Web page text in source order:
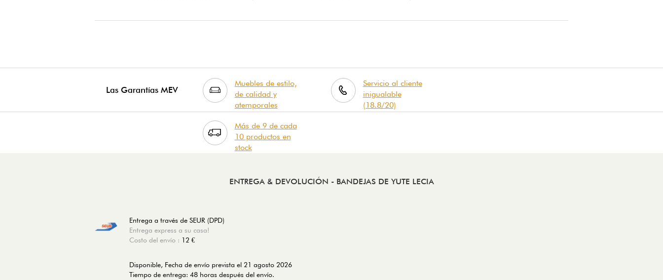
Las Garantías MEV
Muebles de estilo,
de calidad y
atemporales
Servicio al cliente
inigualable
(18.8/20)
Más de 9 de cada
10 productos en
stock
ENTREGA & DEVOLUCIÓN - BANDEJAS DE YUTE LECIA
Entrega a través de SEUR (DPD)
Entrega express a su casa!
Costo del envío : 12 €
Disponible, Fecha de envío prevista el 21 agosto 2026
Tiempo de entrega: 48 horas después del envío.